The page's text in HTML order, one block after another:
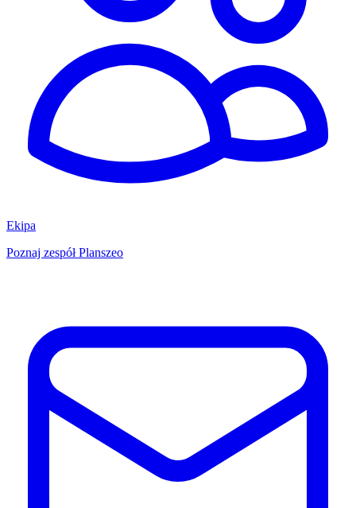
Ekipa
Poznaj zespół Planszeo